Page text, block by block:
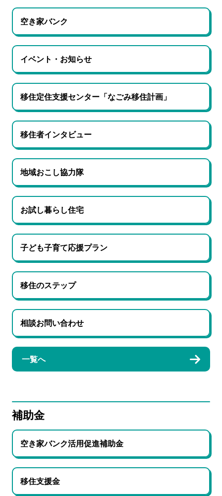
空き家バンク
イベント・お知らせ
移住定住支援センター「なごみ移住計画」
移住者インタビュー
地域おこし協力隊
お試し暮らし住宅
子ども子育て応援プラン
移住のステップ
相談お問い合わせ
一覧へ
補助金
空き家バンク活用促進補助金
移住支援金